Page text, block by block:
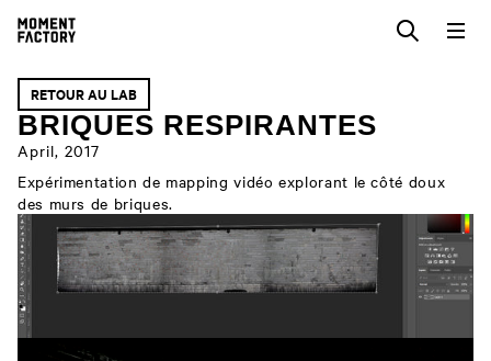
RETOUR AU LAB
BRIQUES RESPIRANTES
April, 2017
Expérimentation de mapping vidéo explorant le côté doux
des murs de briques.